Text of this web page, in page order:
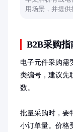
用场景，并提
B2B采购指
电子元件采购需
类编号，建议先
数。
批量采购时，要
小订单量。价格